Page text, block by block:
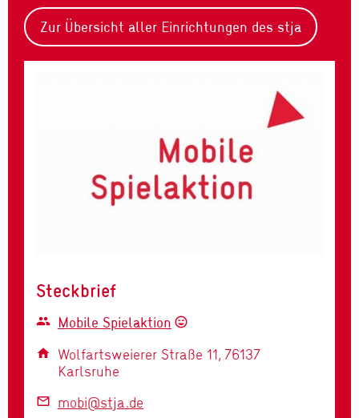
Zur Übersicht aller Einrichtungen des stja
Steckbrief
group Mobile Spielaktion sentiment_very_satisfied
home
Wolfartsweierer Straße 11, 76137
Karlsruhe
mail_outline mobi@stja.de